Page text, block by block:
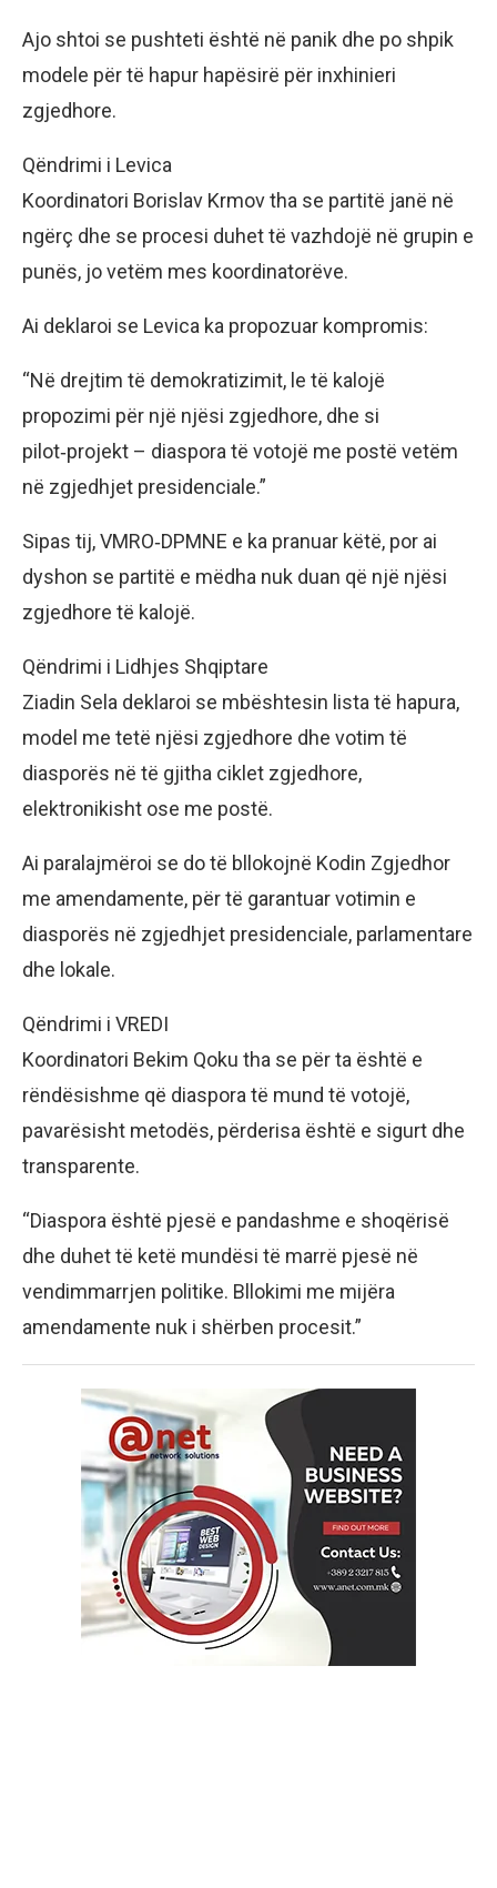
Ajo shtoi se pushteti është në panik dhe po shpik
modele për të hapur hapësirë për inxhinieri
zgjedhore.
Qëndrimi i Levica
Koordinatori Borislav Krmov tha se partitë janë në
ngërç dhe se procesi duhet të vazhdojë në grupin e
punës, jo vetëm mes koordinatorëve.
Ai deklaroi se Levica ka propozuar kompromis:
“Në drejtim të demokratizimit, le të kalojë
propozimi për një njësi zgjedhore, dhe si
pilot‑projekt – diaspora të votojë me postë vetëm
në zgjedhjet presidenciale.”
Sipas tij, VMRO‑DPMNE e ka pranuar këtë, por ai
dyshon se partitë e mëdha nuk duan që një njësi
zgjedhore të kalojë.
Qëndrimi i Lidhjes Shqiptare
Ziadin Sela deklaroi se mbështesin lista të hapura,
model me tetë njësi zgjedhore dhe votim të
diasporës në të gjitha ciklet zgjedhore,
elektronikisht ose me postë.
Ai paralajmëroi se do të bllokojnë Kodin Zgjedhor
me amendamente, për të garantuar votimin e
diasporës në zgjedhjet presidenciale, parlamentare
dhe lokale.
Qëndrimi i VREDI
Koordinatori Bekim Qoku tha se për ta është e
rëndësishme që diaspora të mund të votojë,
pavarësisht metodës, përderisa është e sigurt dhe
transparente.
“Diaspora është pjesë e pandashme e shoqërisë
dhe duhet të ketë mundësi të marrë pjesë në
vendimmarrjen politike. Bllokimi me mijëra
amendamente nuk i shërben procesit.”